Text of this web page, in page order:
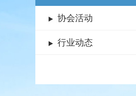
协会活动
行业动态